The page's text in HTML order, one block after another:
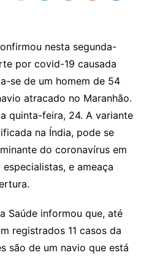
nesta segunda-
por covid-19 causada
se de um homem de 54
atracado no Maranhão.
quinta-feira, 24. A variante
na Índia, pode se
do coronavírus em
e ameaça
Saúde informou que, até
registrados 11 casos da
são de um navio que está